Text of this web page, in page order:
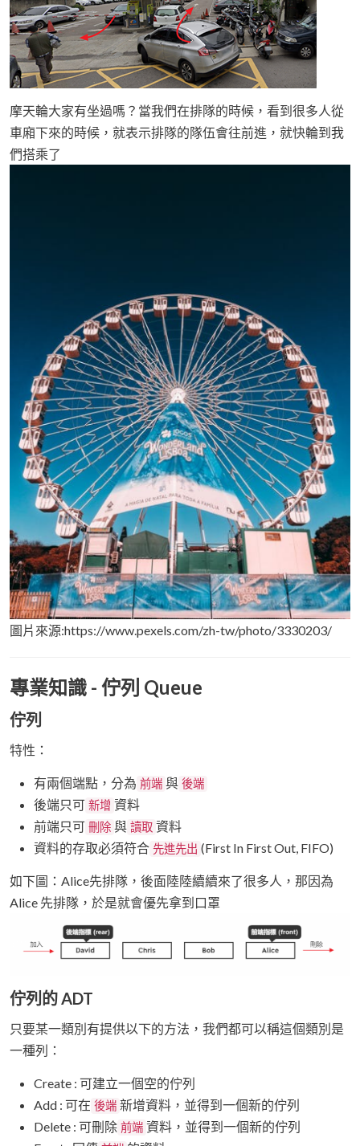
摩天輪大家有坐過嗎？當我們在排隊的時候，看到很多人從
車廂下來的時候，就表示排隊的隊伍會往前進，就快輪到我
們搭乘了
圖片來源:https://www.pexels.com/zh-tw/photo/3330203/
專業知識 - 佇列 Queue
佇列
特性：
有兩個端點，分為 前端 與 後端
後端只可 新增 資料
前端只可 刪除 與 讀取 資料
資料的存取必須符合 先進先出 (First In First Out, FIFO)
如下圖：Alice先排隊，後面陸陸續續來了很多人，那因為
Alice 先排隊，於是就會優先拿到口罩
佇列的 ADT
只要某一類別有提供以下的方法，我們都可以稱這個類別是
一種列：
Create : 可建立一個空的佇列
Add : 可在 後端 新增資料，並得到一個新的佇列
Delete : 可刪除 前端 資料，並得到一個新的佇列